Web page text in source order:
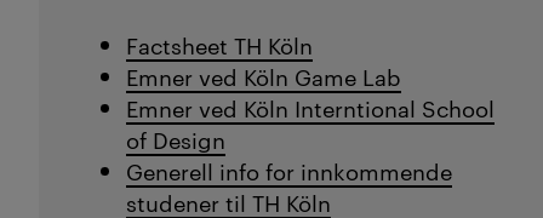
Factsheet TH Köln
Emner ved Köln Game Lab
Emner ved Köln Interntional School
of Design
Generell info for innkommende
studener til TH Köln